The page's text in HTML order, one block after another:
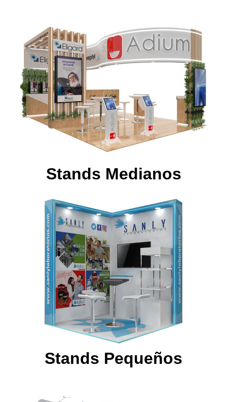
Stands Medianos
Stands Pequeños